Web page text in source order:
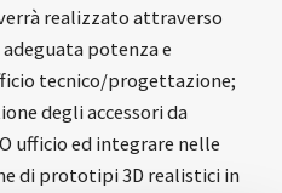
realizzato attraverso
adeguata potenza e
tecnico/progettazione;
degli accessori da
ufficio ed integrare nelle
di prototipi 3D realistici in